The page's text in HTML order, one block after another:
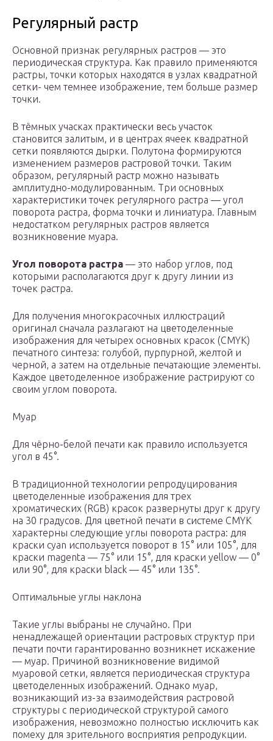
Регулярный растр
Основной признак регулярных растров — это
периодическая структура. Как правило применяются
растры, точки которых находятся в узлах квадратной
сетки- чем темнее изображение, тем больше размер
точки.
В тёмных учасках практически весь участок
становится залитым, и в центрах ячеек квадратной
сетки появляются дырки. Полутона формируются
изменением размеров растровой точки. Таким
образом, регулярный растр можно называть
амплитудно-модулированным. Три основных
характеристики точек регулярного растра — угол
поворота растра, форма точки и линиатура. Главным
недостатком регулярных растров является
возникновение муара.
Угол поворота растра — это набор углов, под
которыми располагаются друг к другу линии из
точек растра.
Для получения многокрасочных иллюстраций
оригинал сначала разлагают на цветоделенные
изображения для четырех основных красок (CMYK)
печатного синтеза: голубой, пурпурной, желтой и
черной, а затем на отдельные печатающие элементы.
Каждое цветоделенное изображение растрируют со
своим углом поворота.
Муар
Для чёрно-белой печати как правило используется
угол в 45°.
В традиционной технологии репродуцирования
цветоделенные изображения для трех
хроматических (RGB) красок развернуты друг к другу
на 30 градусов. Для цветной печати в системе CMYK
характерны следующие углы поворота растра: для
краски cyan используется поворот в 15° или 105°, для
краски magenta — 75° или 15°, для краски yellow — 0°
или 90°, для краски black — 45° или 135°.
Оптимальные углы наклона
Такие углы выбраны не случайно. При
ненадлежащей ориентации растровых структур при
печати почти гарантированно возникнет искажение
— муар. Причиной возникновение видимой
муаровой сетки, является периодическая структура
цветоделенных изображений. Однако муар,
возникающий из-за взаимодействия растровой
структуры с периодической структурой самого
изображения, невозможно полностью исключить как
помеху для зрительного восприятия репродукции.